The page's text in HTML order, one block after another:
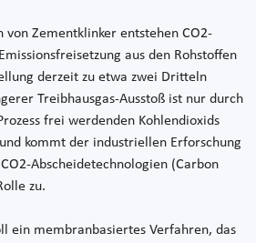
Zementklinker entstehen CO2-
aus den Rohstoffen
derzeit zu etwa zwei Dritteln
Treibhausgas-Ausstoß ist nur durch
frei werdenden Kohlendioxids
kommt der industriellen Erforschung
Abscheidetechnologien (Carbon
zu.
ein membranbasiertes Verfahren, das